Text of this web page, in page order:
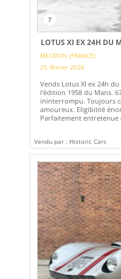
7
LOTUS XI EX 24H DU
MEUDON (FRANCE)
25 février 2026
Vends Lotus XI ex 24h
l'édition 1958 du Mans.
ininterrompu. Toujours
amoureux. Eligibilité
Parfaitement
Vendu par : Historic Cars